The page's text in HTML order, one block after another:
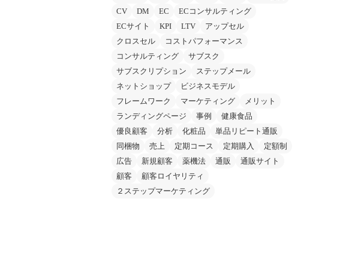
CV
DM EC
ECコンサルティング
ECサイト
KPI LTV
アップセル
クロスセル
コストパフォーマンス
コンサルティング
サブスク
サブスクリプション
ステップメール
ネットショップ
ビジネスモデル
フレームワーク
マーケティング
メリット
ランディングページ
事例
健康食品
優良顧客
分析 化粧品
単品リピート通販
同梱物
売上 定期コース 定期購入
定額制
広告
新規顧客 薬機法 通販
通販サイト
顧客
顧客ロイヤリティ
２ステップマーケティング